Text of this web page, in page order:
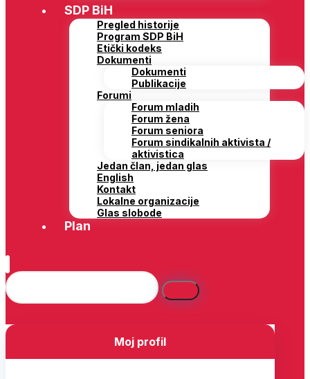
SDP BiH
Pregled historije
Program SDP BiH
Etički kodeks
Dokumenti
Dokumenti
Publikacije
Forumi
Forum mladih
Forum žena
Forum seniora
Forum sindikalnih aktivista /
aktivistica
Jedan član, jedan glas
English
Kontakt
Lokalne organizacije
Glas slobode
Plan
Moj profil